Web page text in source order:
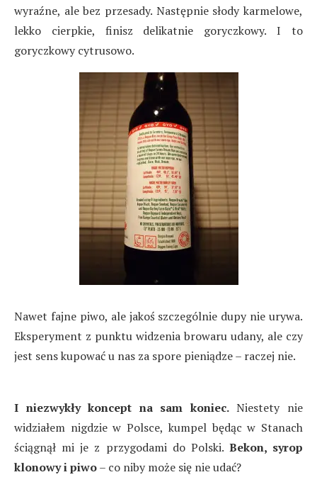
wyraźne, ale bez przesady. Następnie słody karmelowe,
lekko cierpkie, finisz delikatnie goryczkowy. I to
goryczkowy cytrusowo.
Nawet fajne piwo, ale jakoś szczególnie dupy nie urywa.
Eksperyment z punktu widzenia browaru udany, ale czy
jest sens kupować u nas za spore pieniądze – raczej nie.
I niezwykły koncept na sam koniec.Niestety nie
widziałem nigdzie w Polsce, kumpel będąc w Stanach
ściągnął mi je z przygodami do Polski. Bekon, syrop
klonowy i piwo– co niby może się nie udać?